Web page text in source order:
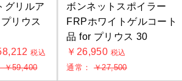
グリルア
リウス
税込
￥59,400
ボンネットスポイラー
FRPホワイトゲルコート
品 for プリウス 30
￥26,950 税込
通常： ￥27,500